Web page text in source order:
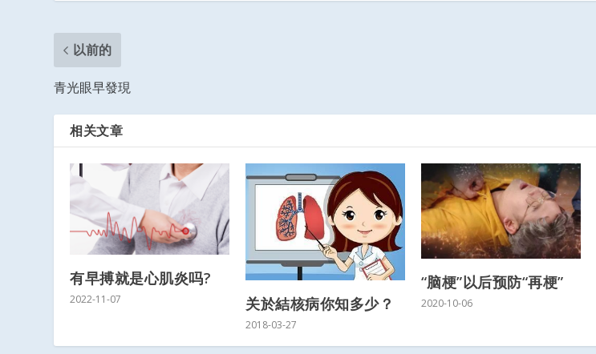
以前的
青光眼早發現
相关文章
有早搏就是心肌炎吗?
2022-11-07 关於結核病你知多少？
2018-03-27
“脑梗”以后预防“再梗”
2020-10-06